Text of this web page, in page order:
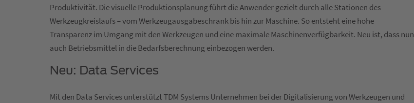
Produktivität. Die visuelle Produktionsplanung führt die Anwender gezielt durch alle Stationen des
Werkzeugkreislaufs – vom Werkzeugausgabeschrank bis hin zur Maschine. So entsteht eine hohe
Transparenz im Umgang mit den Werkzeugen und eine maximale Maschinenverfügbarkeit. Neu ist, dass nun
auch Betriebsmittel in die Bedarfsberechnung einbezogen werden.
Neu: Data Services
Mit den Data Services unterstützt TDM Systems Unternehmen bei der Digitalisierung von Werkzeugen und